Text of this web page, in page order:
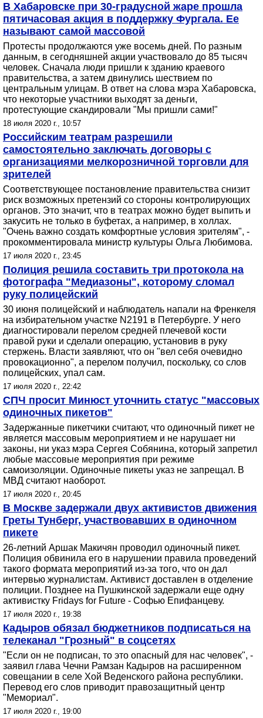
В Хабаровске при 30-градусной жаре прошла
пятичасовая акция в поддержку Фургала. Ее
называют самой массовой
Протесты продолжаются уже восемь дней. По разным
данным, в сегодняшней акции участвовало до 85 тысяч
человек. Сначала люди пришли к зданию краевого
правительства, а затем двинулись шествием по
центральным улицам. В ответ на слова мэра Хабаровска,
что некоторые участники выходят за деньги,
протестующие скандировали "Мы пришли сами!"
18 июля 2020 г., 10:57
Российским театрам разрешили
самостоятельно заключать договоры с
организациями мелкорозничной торговли для
зрителей
Соответствующее постановление правительства снизит
риск возможных претензий со стороны контролирующих
органов. Это значит, что в театрах можно будет выпить и
закусить не только в буфетах, а например, в холлах.
"Очень важно создать комфортные условия зрителям", -
прокомментировала министр культуры Ольга Любимова.
17 июля 2020 г., 23:45
Полиция решила составить три протокола на
фотографа "Медиазоны", которому сломал
руку полицейский
30 июня полицейский и наблюдатель напали на Френкеля
на избирательном участке N2191 в Петербурге. У него
диагностировали перелом средней плечевой кости
правой руки и сделали операцию, установив в руку
стержень. Власти заявляют, что он "вел себя очевидно
провокационно", а перелом получил, поскольку, со слов
полицейских, упал сам.
17 июля 2020 г., 22:42
СПЧ просит Минюст уточнить статус "массовых
одиночных пикетов"
Задержанные пикетчики считают, что одиночный пикет не
является массовым мероприятием и не нарушает ни
законы, ни указ мэра Сергея Собянина, который запретил
любые массовые мероприятия при режиме
самоизоляции. Одиночные пикеты указ не запрещал. В
МВД считают наоборот.
17 июля 2020 г., 20:45
В Москве задержали двух активистов движения
Греты Тунберг, участвовавших в одиночном
пикете
26-летний Аршак Макичян проводил одиночный пикет.
Полиция обвинила его в нарушении правила проведений
такого формата мероприятий из-за того, что он дал
интервью журналистам. Активист доставлен в отделение
полиции. Позднее на Пушкинской задержали еще одну
активистку Fridays for Future - Софью Епифанцеву.
17 июля 2020 г., 19:38
Кадыров обязал бюджетников подписаться на
телеканал "Грозный" в соцсетях
"Если он не подписан, то это опасный для нас человек", -
заявил глава Чечни Рамзан Кадыров на расширенном
совещании в селе Хой Веденского района республики.
Перевод его слов приводит правозащитный центр
"Мемориал".
17 июля 2020 г., 19:00